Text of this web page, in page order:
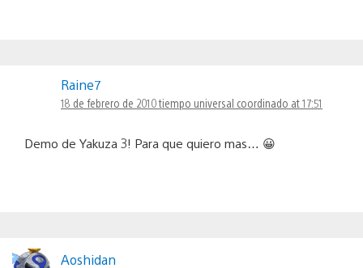
Raine7
18 de febrero de 2010 tiempo universal coordinado at 17:51
Demo de Yakuza 3! Para que quiero mas… 😀
Aoshidan